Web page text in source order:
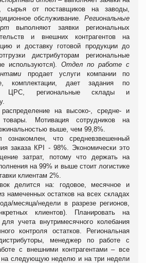
сырья от поставщиков на заводы,
обслуживание. Региональные
выполняют заявки региональных
и внешних контрагентов на
и доставку готовой продукции до
дистрибуторам региональные
используются). Отдел по работе с
продает услуги компании по
комплектации, дает задания по
ЦРС, региональные склады и
на высоко-, средне- и
товары. Мотивация сотрудников на
выше, чем 99,8%.
ознакомлен, что средневзвешенный
заказа КPI - 98%. Экономически это
затрат, потому что держать на
на 99% и выше стоит логистике
клиентам 2%.
делится на: годовое, месячное и
намеченных остатков на всех складах
месяца/недели в разрезе регионов,
клиентов).
Планировать на
учета внутримесячного колебания
контроля остатков.
Региональная
менеджер по работе с
с внешними контрагентами – все
следующую неделю и на три недели